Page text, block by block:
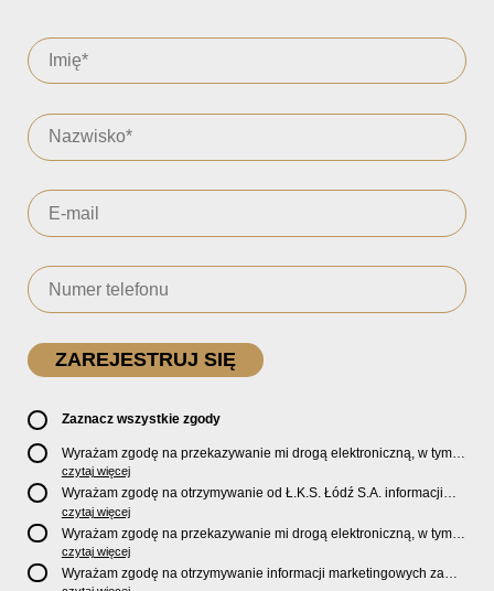
Zaznacz wszystkie zgody
Wyrażam zgodę na przekazywanie mi drogą elektroniczną, w tym
pocztą e-mail, oficjalnego newslettera oraz informacji o zniżkach,
promocjach, nowościach, biletach, karnetach, ofercie sklepu U2
Store oraz serwisu bilety.lkslodz.pl i innych produktach oraz
usługach oferowanych przez Ł.K.S. Łódź S.A.
czytaj więcej
Wyrażam zgodę na otrzymywanie od Ł.K.S. Łódź S.A. informacji
marketingowych dotyczących działalności spółki, ofert, wydarzeń i
produktów za pośrednictwem wiadomości SMS oraz połączeń
telefonicznych.
czytaj więcej
Wyrażam zgodę na przekazywanie mi drogą elektroniczną, w tym
pocztą e-mail, informacji handlowych i marketingowych o
produktach, usługach i działalnościSponsorów i PartnerówŁ.K.S.
czytaj więcej
Wyrażam zgodę na otrzymywanie informacji marketingowych za